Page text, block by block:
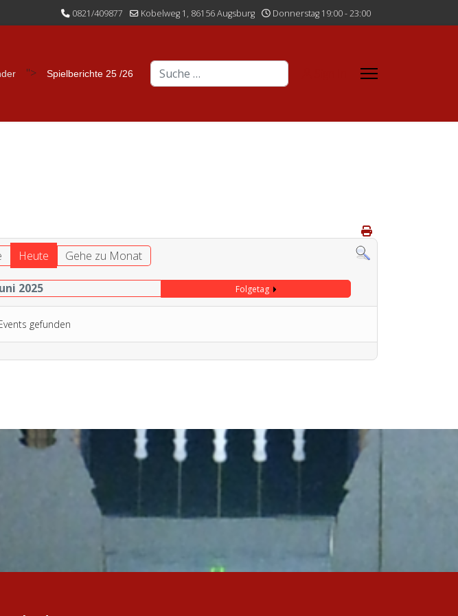
0821/409877 Kobelweg 1, 86156 Augsburg Donnerstag 19:00 - 23:00
"> Spielberichte 25 /26 Suchen
Heute Gehe zu Monat
2025 Folgetag
gefunden